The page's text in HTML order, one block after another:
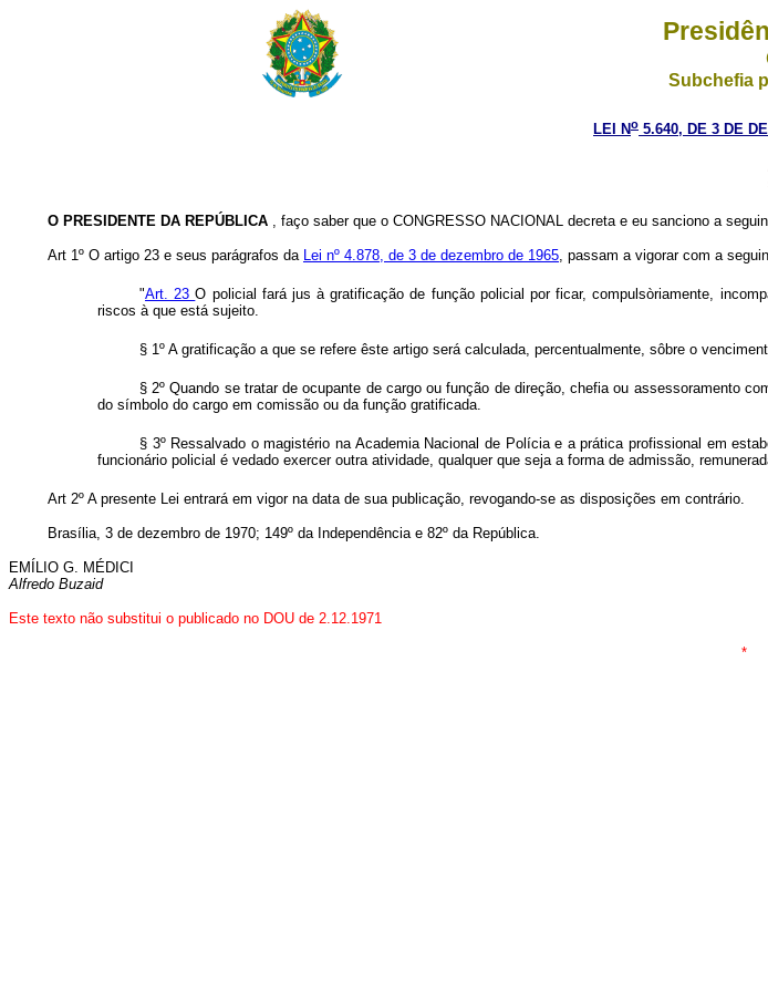
Subchefia
LEI No 5.640, DE 3 DE
O PRESIDENTE DA REPÚBLICA , faço saber que o CONGRESSO NACIONAL decreta e eu sanciono a
Art 1º O artigo 23 e seus parágrafos da Lei nº 4.878, de 3 de dezembro de 1965, passam a vigorar com a
"Art. 23O policial fará jus à gratificação de função policial por ficar, compulsòriamente,
riscos à que está sujeito.
§ 1º A gratificação a que se refere êste artigo será calculada, percentualmente, sôbre o
§ 2º Quando se tratar de ocupante de cargo ou função de direção, chefia ou assessoramento
do símbolo do cargo em comissão ou da função gratificada.
§ 3º Ressalvado o magistério na Academia Nacional de Polícia e a prática profissional em
funcionário policial é vedado exercer outra atividade, qualquer que seja a forma de admissão,
Art 2º A presente Lei entrará em vigor na data de sua publicação, revogando-se as disposições em contrário.
Brasília, 3 de dezembro de 1970; 149º da Independência e 82º da República.
EMÍLIO G. MÉDICI
Alfredo Buzaid
Este texto não substitui o publicado no DOU de 2.12.1971
*